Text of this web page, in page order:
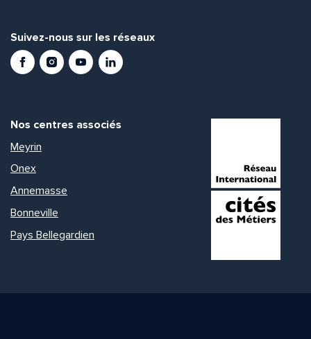
Suivez-nous sur les réseaux
FacebookInstagramYoutubeLinkedIn
Nos centres associés
Meyrin
Onex
Annemasse
Bonneville
Pays Bellegardien